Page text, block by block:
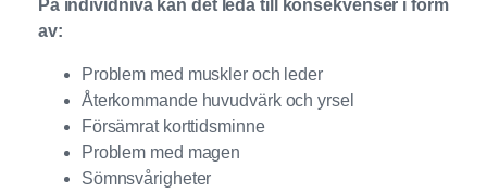
På individnivå kan det leda till konsekvenser i form
av:
Problem med muskler och leder
Återkommande huvudvärk och yrsel
Försämrat korttidsminne
Problem med magen
Sömnsvårigheter